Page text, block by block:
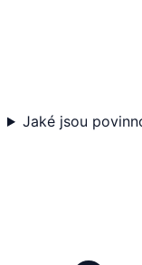
Jaké jsou